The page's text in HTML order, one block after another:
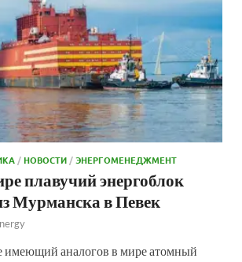
/НОВОСТИ /ЭНЕРГОМЕНЕДЖМЕНТ
плавучий энергоблок
Мурманска в Певек
имеющий аналогов в мире атомный